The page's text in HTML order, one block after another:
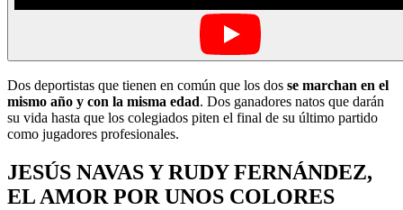
Dos deportistas que tienen en común que los dos se marchan en el
mismo año y con la misma edad. Dos ganadores natos que darán
su vida hasta que los colegiados piten el final de su último partido
como jugadores profesionales.
JESÚS NAVAS Y RUDY FERNÁNDEZ,
EL AMOR POR UNOS COLORES